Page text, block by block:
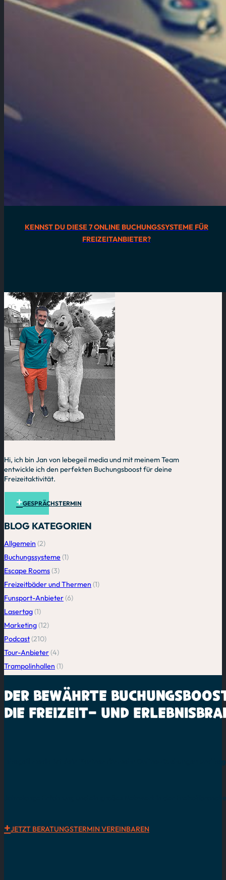
KENNST DU DIESE 7 ONLINE BUCHUNGSSYSTEME FÜR
FREIZEITANBIETER?
Hi, ich bin Jan von lebegeil media und mit meinem Team
entwickle ich den perfekten Buchungsboost für deine
Freizeitaktivität.
GESPRÄCHSTERMIN
BLOG KATEGORIEN
Allgemein (2)
Buchungssysteme(1)
Escape Rooms(3)
Freizeitbäder und Thermen (1)
Funsport-Anbieter(6)
Lasertag(1)
Marketing(12)
Podcast(210)
Tour-Anbieter(4)
Trampolinhallen (1)
DER BEWÄHRTE
DIE FREIZEIT- UND
lebegeil media ist dein Partner für mehr Online-Buchungen und
Jahrelange Erfahrung und ein großes Netzwerk in der
JETZT BERATUNGSTERMIN VEREINBAREN